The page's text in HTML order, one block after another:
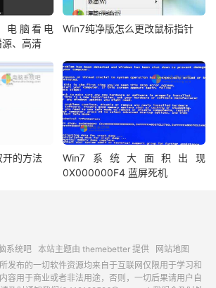
电脑看电
、高清
Win7纯净版怎么更改鼠标指针
开的方法
Win7系统大面积出现
0X000000F4 蓝屏死机
系统吧本站主题由 themebetter提供
网站地图
发布的一切软件资源均来自于互联网仅限用于学习和
容用于商业或者非法用途，否则，一切后果请用户自